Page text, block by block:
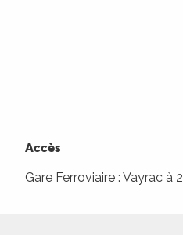
Accès
Accès
Gare Ferroviaire : Vayrac à